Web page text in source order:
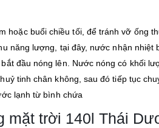
hoặc buổi chiều tối, để tránh vỡ ống
năng lượng, tại đây, nước nhận nhiệt
đầu nóng lên. Nước nóng có khối
tinh chân không, sau đó tiếp tục
lạnh từ bình chứa
mặt trời 140l Thái